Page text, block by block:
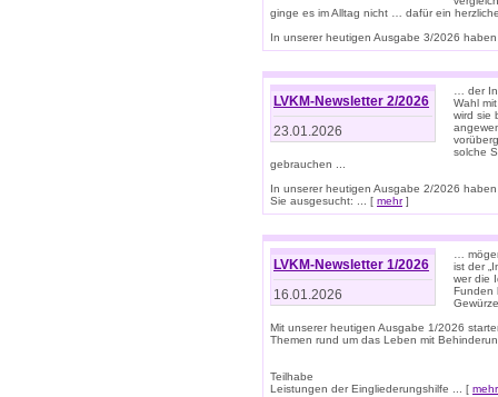
ginge es im Alltag nicht … dafür ein
In unserer heutigen Ausgabe 3/2026
LVKM-Newsletter 2/2026
23.01.2026
… der
Wahl
wird sie
solche
gebrauchen ...
In unserer heutigen Ausgabe 2/2026
Sie ausgesucht: ... [ mehr]
LVKM-Newsletter 1/2026
16.01.2026
…
ist der
wer die
Funden
Mit unserer heutigen Ausgabe 1/2026
Themen rund um das Leben mit
Teilhabe
Leistungen der Eingliederungshilfe ... [ mehr